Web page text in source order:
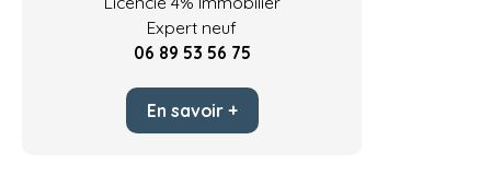
Expert neuf
06 89 53 56 75
En savoir +